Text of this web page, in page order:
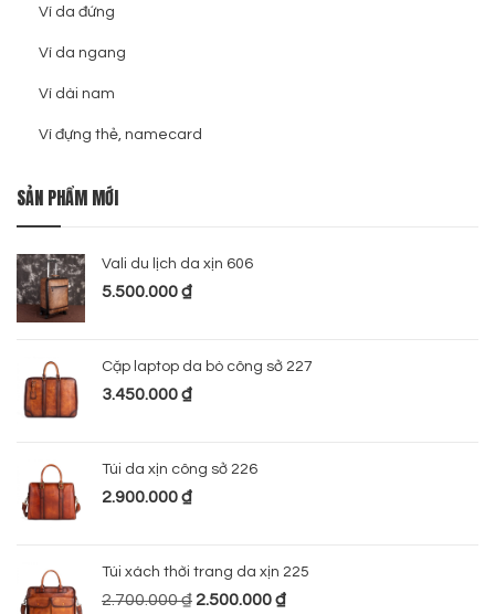
Ví da đứng
Ví da ngang
Ví dài nam
Ví đựng thẻ, namecard
SẢN PHẨM MỚI
Vali du lịch da xịn 606
5.500.000₫
Cặp laptop da bò công sở 227
3.450.000₫
Túi da xịn công sở 226
2.900.000₫
Túi xách thời trang da xịn 225
2.700.000₫ 2.500.000₫